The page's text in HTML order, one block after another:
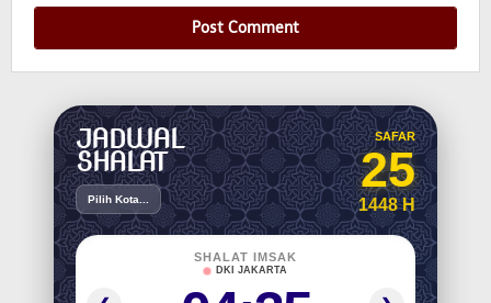
JADWAL
SHALAT
Pilih Kota...
SAFAR
25
1448 H
SHALAT IMSAK
DKI JAKARTA